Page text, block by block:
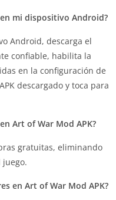
mi dispositivo Android?
Android, descarga el
confiable, habilita la
en la configuración de
descargado y toca para
Art of War Mod APK?
gratuitas, eliminando
en Art of War Mod APK?